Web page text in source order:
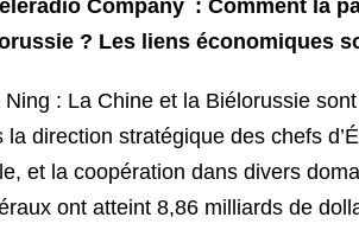
Company : Comment la
? Les liens économiques
Ning : La Chine et la Biélorussie
la direction stratégique des chefs
et la coopération dans divers
ont atteint 8,86 milliards de